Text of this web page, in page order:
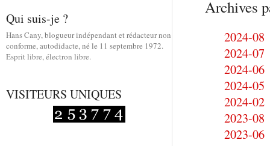
Qui suis-je ?
Hans Cany, blogueur indépendant et rédacteur non
conforme, autodidacte, né le 11 septembre 1972.
Esprit libre, électron libre.
VISITEURS UNIQUES
Archives
2024-08
2024-07
2024-06
2024-05
2024-02
2023-08
2023-06